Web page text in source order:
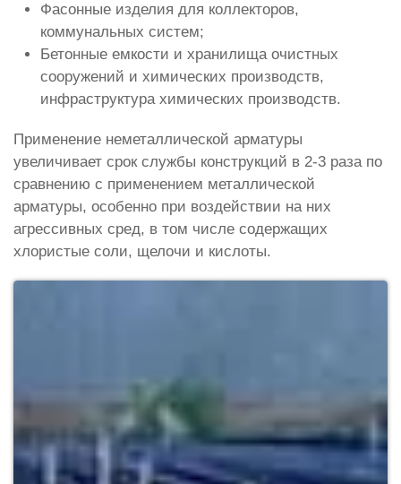
Фасонные изделия для коллекторов,
коммунальных систем;
Бетонные емкости и хранилища очистных
сооружений и химических производств,
инфраструктура химических производств.
Применение неметаллической арматуры
увеличивает срок службы конструкций в 2-3 раза по
сравнению с применением металлической
арматуры, особенно при воздействии на них
агрессивных сред, в том числе содержащих
хлористые соли, щелочи и кислоты.